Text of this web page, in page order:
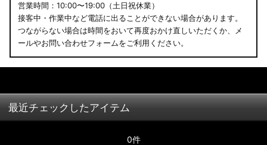
営業時間：10:00〜19:00（土日祝休業）
接客中・作業中など電話に出ることができない場合があります。
つながらない場合は時間をおいて再度おかけ直しいただくか、メ
ールやお問い合わせフォームをご利用ください。
最近チェックしたアイテム
0件